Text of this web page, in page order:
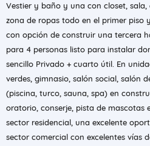
Vestier y baño y una con closet,
zona de ropas todo en el primer piso
con opción de construir una tercera
para 4 personas listo para instalar
sencillo Privado + cuarto útil. En
verdes, gimnasio, salón social, salón
(piscina, turco, sauna, spa) en
oratorio, conserje, pista de mascotas
sector residencial, una excelente
sector comercial con excelentes vías